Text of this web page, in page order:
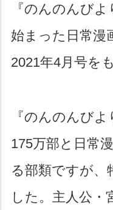
『のんのんび
始まった日常漫
2021年4月号を
『のんのんび
175万部と日常
る部類ですが、
した。主人公・